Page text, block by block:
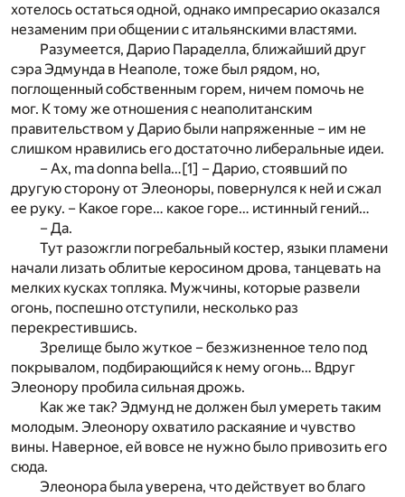
хотелось остаться одной, однако импресарио оказался
незаменим при общении с итальянскими властями.
Разумеется, Дарио Параделла, ближайший друг
сэра Эдмунда в Неаполе, тоже был рядом, но,
поглощенный собственным горем, ничем помочь не
мог. К тому же отношения с неаполитанским
правительством у Дарио были напряженные – им не
слишком нравились его достаточно либеральные идеи.
– Ах, ma donna bella… [1] – Дарио, стоявший по
другую сторону от Элеоноры, повернулся к ней и сжал
ее руку. – Какое горе… какое горе… истинный гений…
– Да.
Тут разожгли погребальный костер, языки пламени
начали лизать облитые керосином дрова, танцевать на
мелких кусках топляка. Мужчины, которые развели
огонь, поспешно отступили, несколько раз
перекрестившись.
Зрелище было жуткое – безжизненное тело под
покрывалом, подбирающийся к нему огонь… Вдруг
Элеонору пробила сильная дрожь.
Как же так? Эдмунд не должен был умереть таким
молодым. Элеонору охватило раскаяние и чувство
вины. Наверное, ей вовсе не нужно было привозить его
сюда.
Элеонора была уверена, что действует во благо